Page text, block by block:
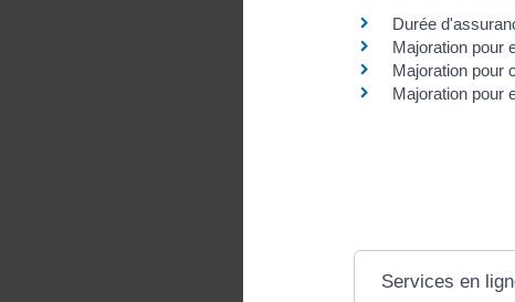
Durée
Majoration pour
Majoration pour
Majoration pour
Services en